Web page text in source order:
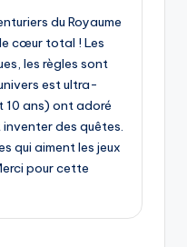
du Royaume
cœur total ! Les
les règles sont
est ultra-
10 ans) ont adoré
des quêtes.
qui aiment les jeux
pour cette